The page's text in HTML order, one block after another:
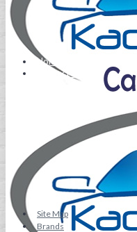
Home
Contact Us
Site Map
Brands